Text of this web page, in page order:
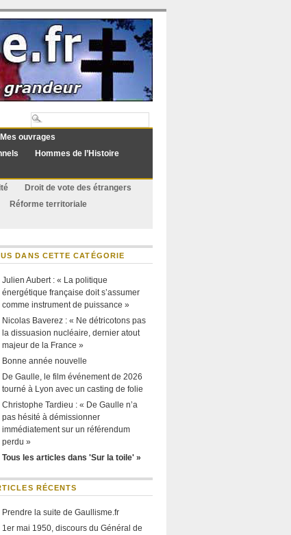
Mes ouvrages
Hommes de l’Histoire
Droit de vote des étrangers
Réforme territoriale
DANS CETTE CATÉGORIE
Julien Aubert : « La politique
énergétique française doit s’assumer
comme instrument de puissance »
Nicolas Baverez : « Ne détricotons pas
la dissuasion nucléaire, dernier atout
majeur de la France »
Bonne année nouvelle
De Gaulle, le film événement de 2026
tourné à Lyon avec un casting de folie
Christophe Tardieu : « De Gaulle n’a
pas hésité à démissionner
immédiatement sur un référendum
perdu »
Tous les articles dans 'Sur la toile' »
RÉCENTS
Prendre la suite de Gaullisme.fr
1er mai 1950, discours du Général de